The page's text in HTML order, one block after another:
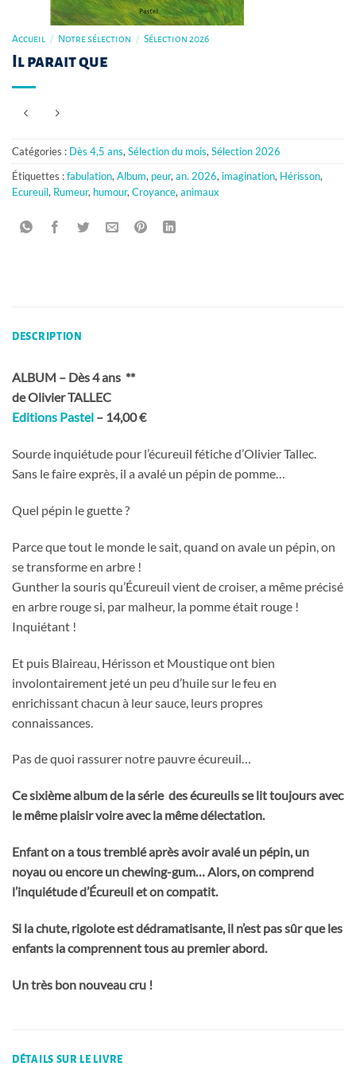
Accueil / Notre sélection / Sélection 2026
Il parait que
Catégories : Dès 4,5 ans,Sélection du mois,Sélection 2026
Étiquettes :fabulation,Album, peur,an. 2026, imagination, Hérisson,
Ecureuil, Rumeur, humour,Croyance,animaux
DESCRIPTION
ALBUM – Dès 4 ans **
de Olivier TALLEC
Editions Pastel – 14,00 €
Sourde inquiétude pour l’écureuil fétiche d’Olivier Tallec.
Sans le faire exprès, il a avalé un pépin de pomme…
Quel pépin le guette ?
Parce que tout le monde le sait, quand on avale un pépin, on
se transforme en arbre !
Gunther la souris qu’Écureuil vient de croiser, a même précisé
en arbre rouge si, par malheur, la pomme était rouge !
Inquiétant !
Et puis Blaireau, Hérisson et Moustique ont bien
involontairement jeté un peu d’huile sur le feu en
enrichissant chacun à leur sauce, leurs propres
connaissances.
Pas de quoi rassurer notre pauvre écureuil…
Ce sixième album de la série des écureuils se lit toujours avec
le même plaisir voire avec la même délectation.
Enfant on a tous tremblé après avoir avalé un pépin, un
noyau ou encore un chewing-gum… Alors, on comprend
l’inquiétude d’Écureuil et on compatit.
Si la chute, rigolote est dédramatisante, il n’est pas sûr que les
enfants la comprennent tous au premier abord.
Un très bon nouveau cru !
DÉTAILS SUR LE LIVRE